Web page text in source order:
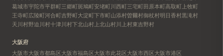
葛城市宇陀市平群町三郷町斑鳩町安堵町川西町三宅町田原本町高取町 上牧町
王寺町広陵町河合町吉野町大淀町下市町山添村曽爾村御杖村明日香村黒滝村
天川村野迫川村十津川村下北山村 上北山村川上村東吉野村
大阪府
大阪市大阪市都島区大阪市福島区大阪市此花区大阪市西区大阪市港区